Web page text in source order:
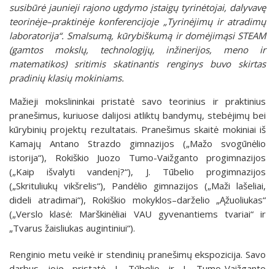
susibūrė jaunieji rajono ugdymo įstaigų tyrinėtojai, dalyvavę
teorinėje–praktinėje konferencijoje „Tyrinėjimų ir atradimų
laboratorija“. Smalsumą, kūrybiškumą ir domėjimąsi STEAM
(gamtos mokslų, technologijų, inžinerijos, meno ir
matematikos) sritimis skatinantis renginys buvo skirtas
pradinių klasių mokiniams.
Mažieji mokslininkai pristatė savo teorinius ir praktinius
pranešimus, kuriuose dalijosi atliktų bandymų, stebėjimų bei
kūrybinių projektų rezultatais. Pranešimus skaitė mokiniai iš
Kamajų Antano Strazdo gimnazijos („Mažo svogūnėlio
istorija“), Rokiškio Juozo Tumo-Vaižganto progimnazijos
(„Kaip išvalyti vandenį?“), J. Tūbelio progimnazijos
(„Skrituliukų vikšrelis“), Pandėlio gimnazijos („Maži lašeliai,
dideli atradimai“), Rokiškio mokyklos–darželio „Ąžuoliukas“
(„Verslo klasė: Marškinėliai VAU gyvenantiems tvariai“ ir
„Tvarus žaisliukas augintiniui“).
Renginio metu veikė ir stendinių pranešimų ekspozicija. Savo